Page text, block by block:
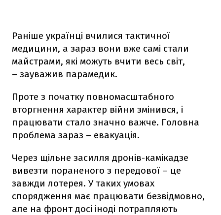
Раніше українці вчилися тактичної
медицини, а зараз вони вже самі стали
майстрами, які можуть вчити весь світ,
– зауважив парамедик.
Проте з початку повномасштабного
вторгнення характер війни змінився, і
працювати стало значно важче. Головна
проблема зараз – евакуація.
Через щільне засилля дронів-камікадзе
вивезти пораненого з передової – це
завжди лотерея. У таких умовах
спорядження має працювати безвідмовно,
але на фронт досі іноді потрапляють